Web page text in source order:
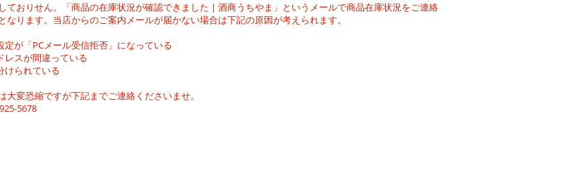
ておりせん。「商品の在庫状況が確認できました | 酒商うちやま」というメールで商品在庫状況をご連絡
なります。当店からのご案内メールが届かない場合は下記の原因が考えられます。
が「PCメール受信拒否」になっている
レスが間違っている
けられている
変恐縮ですが下記までご連絡くださいませ。
5678